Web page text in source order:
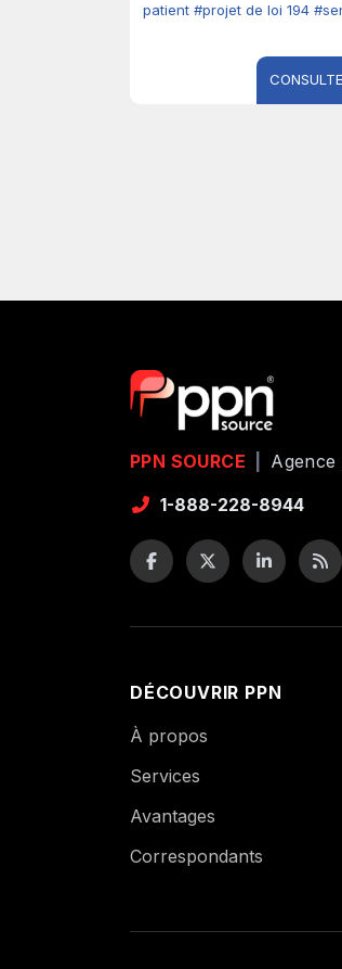
patient #projet de loi 194
PPN SOURCE
Agence
1-888-228-8944
DÉCOUVRIR PPN
À propos
Services
Avantages
Correspondants